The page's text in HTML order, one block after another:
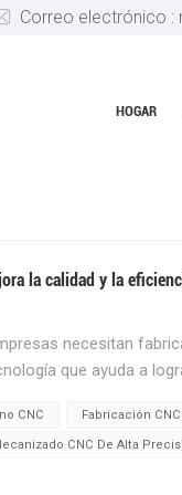
Correo electrónico :
HOGAR
la calidad y la
necesitan
que ayuda a
Esta precisión
y médicos., donde
tradicionales,
CNC Fabricación
CNC De Alta